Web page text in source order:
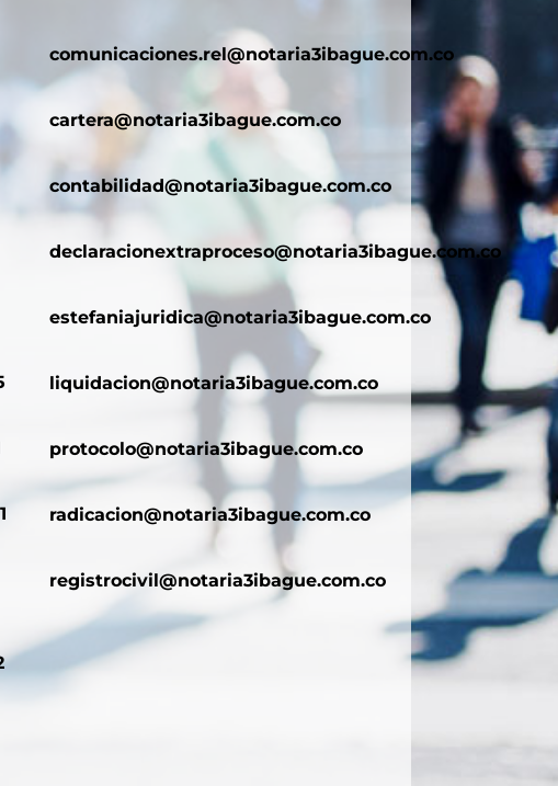
comunicaciones.rel@notaria3ibague.com.co
cartera@notaria3ibague.com.co
contabilidad@notaria3ibague.com.co
declaracionextraproceso@notaria3ibague.com.co
estefaniajuridica@notaria3ibague.com.co
liquidacion@notaria3ibague.com.co
protocolo@notaria3ibague.com.co
radicacion@notaria3ibague.com.co
registrocivil@notaria3ibague.com.co